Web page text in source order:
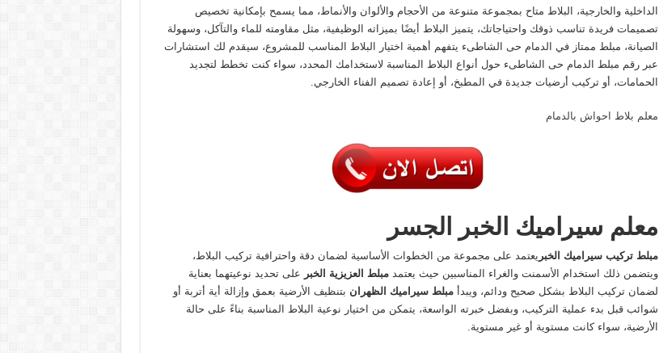
الداخلية والخارجية، البلاط متاح بمجموعة متنوعة من الأحجام والألوان والأنماط، مما يسمح بإمكانية تخصيص
تصميمات فريدة تناسب ذوقك واحتياجاتك، يتميز البلاط أيضًا بميزاته الوظيفية، مثل مقاومته للماء والتآكل، وسهولة
الصيانة، مبلط ممتاز في الدمام حى الشاطىء يتفهم أهمية اختيار البلاط المناسب للمشروع، سيقدم لك استشارات
عبر رقم مبلط الدمام حى الشاطىء حول أنواع البلاط المناسبة لاستخدامك المحدد، سواء كنت تخطط لتجديد
الحمامات، أو تركيب أرضيات جديدة في المطبخ، أو إعادة تصميم الفناء الخارجي.
معلم بلاط احواش بالدمام
معلم سيراميك الخبر الجسر
مبلط تركيب سيراميك الخبر يعتمد على مجموعة من الخطوات الأساسية لضمان دقة واحترافية تركيب البلاط،
ويتضمن ذلك استخدام الأسمنت والغراء المناسبين حيث يعتمدمبلط العزيزية الخبر على تحديد نوعيتهما بعناية
لضمان تركيب البلاط بشكل صحيح ودائم، ويبدأمبلط سيراميك الظهران بتنظيف الأرضية بعمق وإزالة أية أتربة أو
شوائب قبل بدء عملية التركيب، وبفضل خبرته الواسعة، يتمكن من اختيار نوعية البلاط المناسبة بناءً على حالة
الأرضية، سواء كانت مستوية أو غير مستوية.